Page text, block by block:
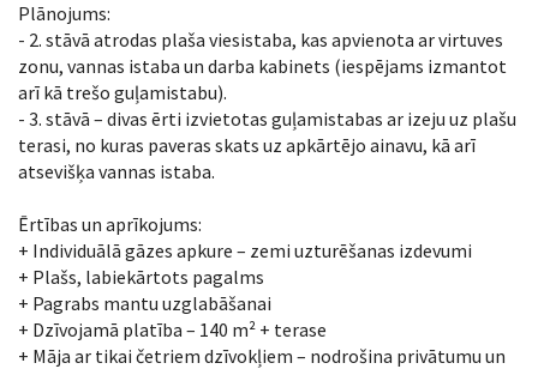
Kontakti
Plānojums:
- 2. stāvā atrodas plaša viesistaba, kas apvienota ar virtuves
zonu, vannas istaba un darba kabinets (iespējams izmantot
arī kā trešo guļamistabu).
- 3. stāvā – divas ērti izvietotas guļamistabas ar izeju uz plašu
terasi, no kuras paveras skats uz apkārtējo ainavu, kā arī
atsevišķa vannas istaba.
Ērtības un aprīkojums:
+ Individuālā gāzes apkure – zemi uzturēšanas izdevumi
+ Plašs, labiekārtots pagalms
+ Pagrabs mantu uzglabāšanai
+ Dzīvojamā platība – 140 m² + terase
+ Māja ar tikai četriem dzīvokļiem – nodrošina privātumu un